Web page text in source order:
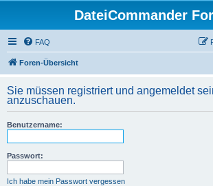
DateiCommander
FAQ
Foren-Übersicht
Sie müssen registriert und angemeldet
anzuschauen.
Benutzername:
Passwort:
Ich habe mein Passwort vergessen